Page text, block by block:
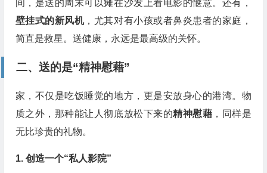
间，是送的周末可以瘫在沙发上看电影的惬意。还有，
壁挂式的新风机，尤其对有小孩或者鼻炎患者的家庭，
简直是救星。送健康，永远是最高级的关怀。
二、送的是“精神慰藉”
家，不仅是吃饭睡觉的地方，更是安放身心的港湾。物
质之外，那种能让人彻底放松下来的精神慰藉 ，同样是
无比珍贵的礼物。
1. 创造一个“私人影院”